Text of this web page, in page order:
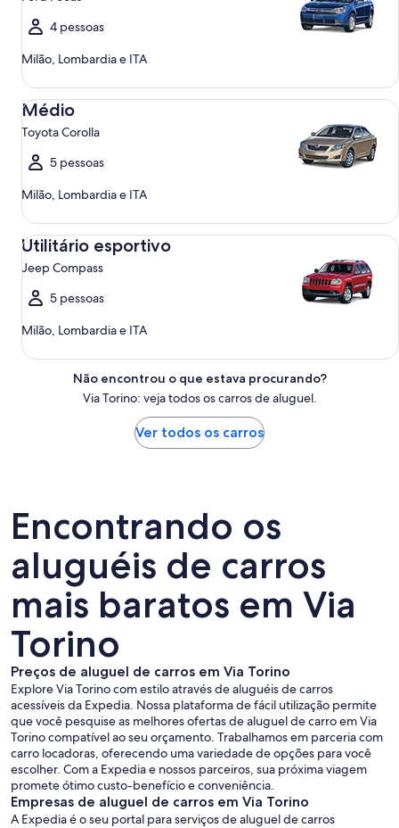
4 pessoas
Milão, Lombardia e ITA
Médio
Toyota Corolla
5 pessoas
Milão, Lombardia e ITA
Médio Toyota Corolla
Utilitário esportivo
Jeep Compass
5 pessoas
Milão, Lombardia e ITA
Utilitário esportivo Jeep Compass
Não encontrou o que estava procurando?
Via Torino: veja todos os carros de aluguel.
Ver todos os carros
Encontrando os
aluguéis de carros
mais baratos em Via
Torino
Preços de aluguel de carros em Via Torino
Explore Via Torino com estilo através de aluguéis de carros
acessíveis da Expedia. Nossa plataforma de fácil utilização permite
que você pesquise as melhores ofertas de aluguel de carro em Via
Torino compatível ao seu orçamento. Trabalhamos em parceria com
carro locadoras, oferecendo uma variedade de opções para você
escolher. Com a Expedia e nossos parceiros, sua próxima viagem
promete ótimo custo-benefício e conveniência.
Empresas de aluguel de carros em Via Torino
A Expedia é o seu portal para serviços de aluguel de carros